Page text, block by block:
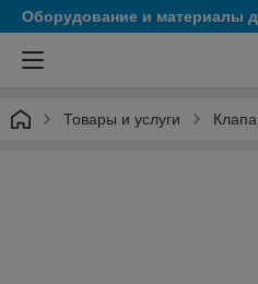
Оборудование и материалы
Товары и услуги